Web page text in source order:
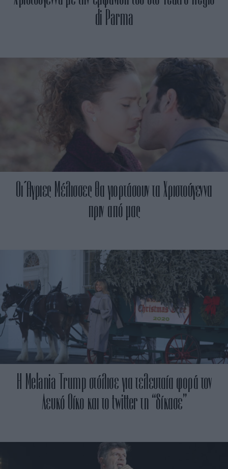
di Parma
Οι Άγριες Μέλισσες θα γιορτάσουν τα Χριστούγεννα
πριν από μας
Η Melania Trump στόλισε για τελευταία φορά τον
Λευκό Οίκο και το twitter τη “δίκασε”